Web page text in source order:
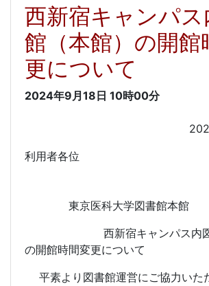
西新宿キャンパス
館（本館）の開館
更について
2024年9月18日 10時00分
2024年9月
利用者各位
東京医科大学図書館本館
西新宿キャンパス内図書
の開館時間変更について
平素より図書館運営にご協力いた